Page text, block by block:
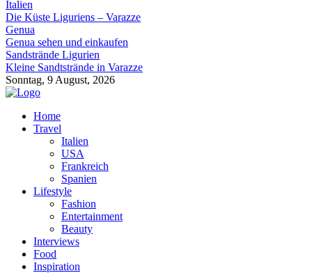
Italien
Die Küste Liguriens – Varazze
Genua
Genua sehen und einkaufen
Sandstrände Ligurien
Kleine Sandtstrände in Varazze
Sonntag, 9 August, 2026
Home
Travel
Italien
USA
Frankreich
Spanien
Lifestyle
Fashion
Entertainment
Beauty
Interviews
Food
Inspiration